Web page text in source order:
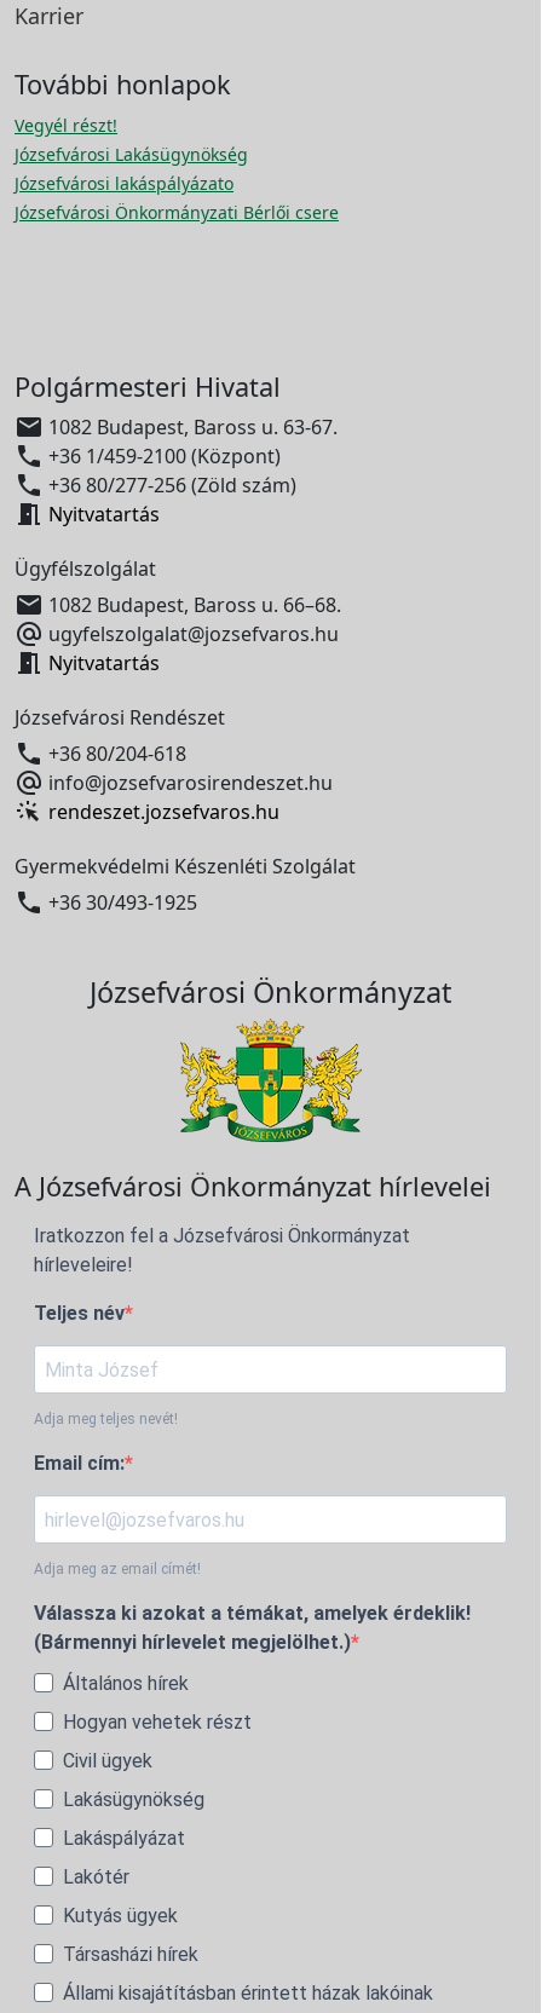
Karrier
További honlapok
Vegyél részt!
Józsefvárosi Lakásügynökség
Józsefvárosi lakáspályázato
Józsefvárosi Önkormányzati Bérlői csere
Polgármesteri Hivatal
 1082 Budapest, Baross u. 63-67.
 +36 1/459-2100 (Központ)
 +36 80/277-256 (Zöld szám)
 Nyitvatartás
Ügyfélszolgálat
 1082 Budapest, Baross u. 66–68.
 ugyfelszolgalat@jozsefvaros.hu
 Nyitvatartás
Józsefvárosi Rendészet
 +36 80/204-618
 info@jozsefvarosirendeszet.hu
rendeszet.jozsefvaros.hu
Gyermekvédelmi Készenléti Szolgálat
 +36 30/493-1925
Józsefvárosi Önkormányzat
A Józsefvárosi Önkormányzat hírlevelei
Iratkozzon fel a Józsefvárosi Önkormányzat
hírleveleire!
Teljes név
Adja meg teljes nevét!
Email cím:
Adja meg az email címét!
Válassza ki azokat a témákat, amelyek érdeklik!
(Bármennyi hírlevelet megjelölhet.)
Általános hírek
Hogyan vehetek részt
Civil ügyek
Lakásügynökség
Lakáspályázat
Lakótér
Kutyás ügyek
Társasházi hírek
Állami kisajátításban érintett házak lakóinak